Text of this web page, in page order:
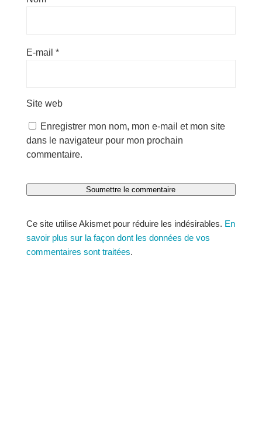
E-mail *
Site web
Enregistrer mon nom, mon e-mail et mon site
dans le navigateur pour mon prochain
commentaire.
Soumettre le commentaire
Ce site utilise Akismet pour réduire les indésirables. En
savoir plus sur la façon dont les données de vos
commentaires sont traitées.